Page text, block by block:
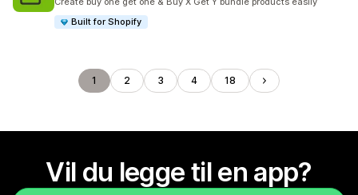
Built for Shopify
1 2 3 4 18
Vil du legge til en app?